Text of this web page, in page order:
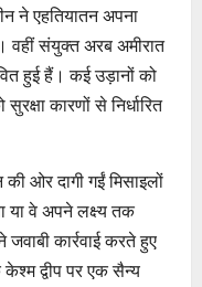
ने एहतियातन अपना
वहीं संयुक्त अरब अमीरात
हुई हैं। कई उड़ानों को
कारणों से निर्धारित
ओर दागी गईं मिसाइलों
या वे अपने लक्ष्य तक
कार्रवाई करते हुए
द्वीप पर एक सैन्य